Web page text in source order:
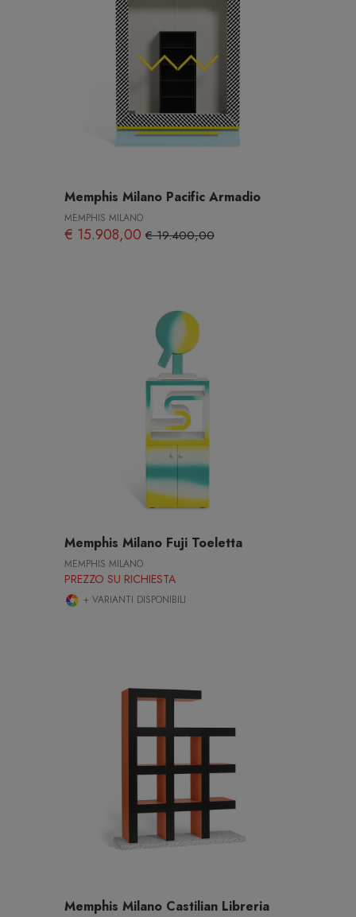
Memphis Milano Pacific Armadio
MEMPHIS MILANO
€ 15.908,00€ 19.400,00
Memphis Milano Fuji Toeletta
MEMPHIS MILANO
PREZZO SU RICHIESTA
+ VARIANTI DISPONIBILI
Memphis Milano Castilian Libreria